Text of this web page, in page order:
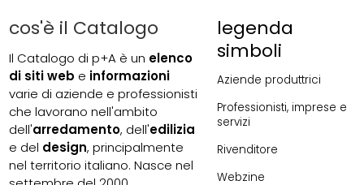
legenda
simboli
Aziende produttrici
Professionisti, imprese e
servizi
Rivenditore
Webzine
cos'è il Catalogo
Il Catalogo di p+A è un elenco
di siti web e informazioni
varie di aziende e professionisti
che lavorano nell'ambito
dell'arredamento, dell'edilizia
e del design, principalmente
nel territorio italiano. Nasce nel